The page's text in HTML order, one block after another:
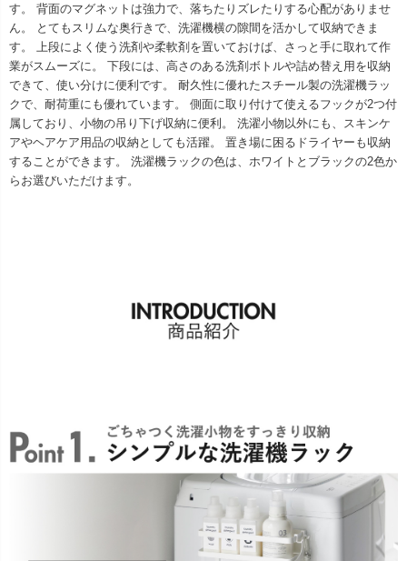
す。 背面のマグネットは強力で、落ちたりズレたりする心配がありませ
ん。 とてもスリムな奥行きで、洗濯機横の隙間を活かして収納できま
す。 上段によく使う洗剤や柔軟剤を置いておけば、さっと手に取れて作
業がスムーズに。 下段には、高さのある洗剤ボトルや詰め替え用を収納
できて、使い分けに便利です。 耐久性に優れたスチール製の洗濯機ラッ
クで、耐荷重にも優れています。 側面に取り付けて使えるフックが2つ付
属しており、小物の吊り下げ収納に便利。 洗濯小物以外にも、スキンケ
アやヘアケア用品の収納としても活躍。 置き場に困るドライヤーも収納
することができます。 洗濯機ラックの色は、ホワイトとブラックの2色か
らお選びいただけます。